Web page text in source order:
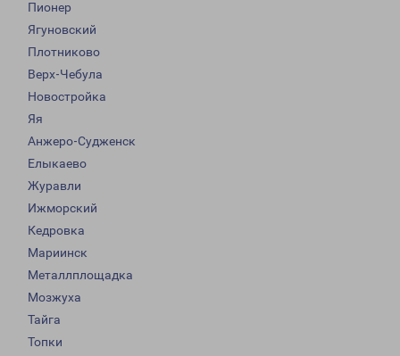
Пионер
Ягуновский
Плотниково
Верх-Чебула
Новостройка
Яя
Анжеро-Судженск
Елыкаево
Журавли
Ижморский
Кедровка
Мариинск
Металлплощадка
Мозжуха
Тайга
Топки